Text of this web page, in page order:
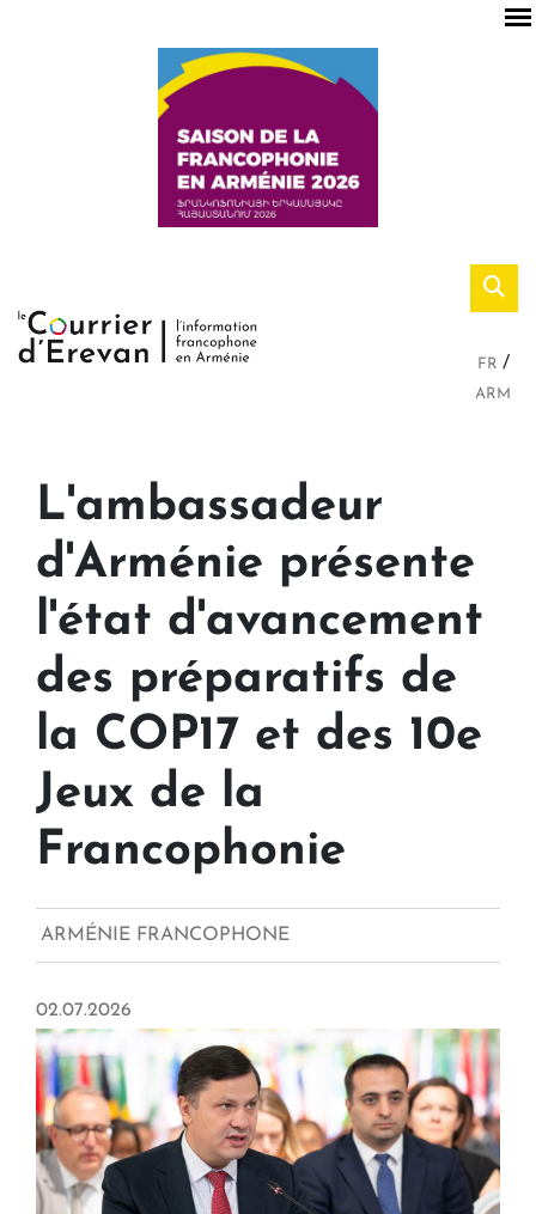
FR
ARM
L'ambassadeur
d'Arménie présente
l'état d'avancement
des préparatifs de
la COP17 et des 10e
Jeux de la
Francophonie
ARMÉNIE FRANCOPHONE
02.07.2026